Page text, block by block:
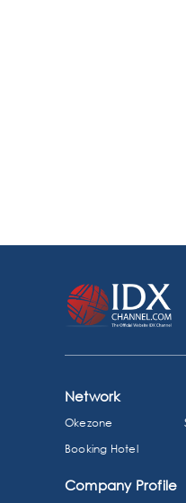
Network
Okezone
Booking Hotel
Company Profile